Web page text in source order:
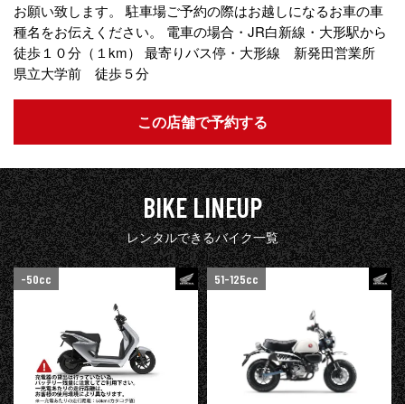
お願い致します。 駐車場ご予約の際はお越しになるお車の車
種名をお伝えください。 電車の場合・JR白新線・大形駅から
徒歩１０分（１km） 最寄りバス停・大形線 新発田営業所
県立大学前 徒歩５分
この店舗で予約する
BIKE LINEUP
レンタルできるバイク一覧
-50cc 51-125cc